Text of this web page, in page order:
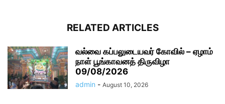
RELATED ARTICLES
வல்வை கப்பலுடையவர் கோவில் – ஏழாம்
நாள் பூங்காவனத் திருவிழா
09/08/2026
admin - August 10, 2026